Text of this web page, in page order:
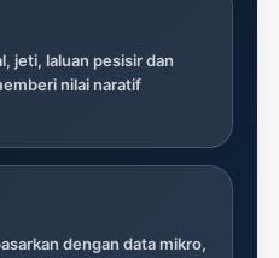
jeti, laluan pesisir dan
nilai naratif
dengan data mikro,